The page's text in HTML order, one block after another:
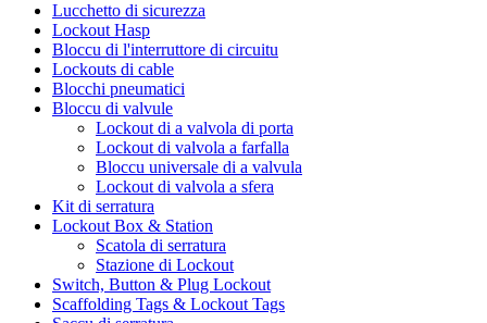
Lucchetto di sicurezza
Lockout Hasp
Bloccu di l'interruttore di circuitu
Lockouts di cable
Blocchi pneumatici
Bloccu di valvule
Lockout di a valvola di porta
Lockout di valvola a farfalla
Bloccu universale di a valvula
Lockout di valvola a sfera
Kit di serratura
Lockout Box & Station
Scatola di serratura
Stazione di Lockout
Switch, Button & Plug Lockout
Scaffolding Tags & Lockout Tags